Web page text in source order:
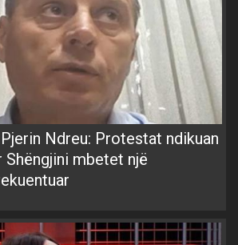
Ndreu: Protestat ndikuan
mbetet një